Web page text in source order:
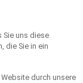
Sie uns diese
die Sie in ein
durch unsere